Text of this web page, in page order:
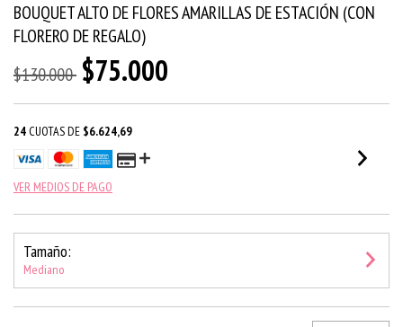
BOUQUET ALTO DE FLORES AMARILLAS DE ESTACIÓN (CON
FLORERO DE REGALO)
$130.000 $75.000
24 CUOTAS DE $6.624,69
VER MEDIOS DE PAGO
Tamaño:
Mediano